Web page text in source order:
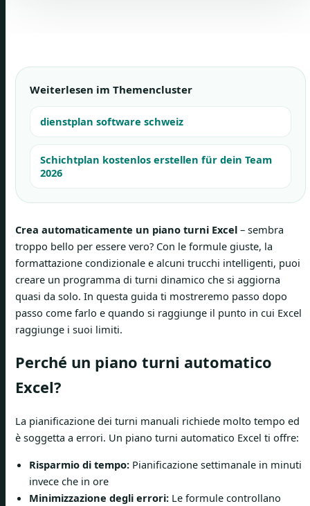
Weiterlesen im Themencluster
dienstplan software schweiz
Schichtplan kostenlos erstellen für dein Team
2026
Crea automaticamente un piano turni Excel – sembra
troppo bello per essere vero? Con le formule giuste, la
formattazione condizionale e alcuni trucchi intelligenti, puoi
creare un programma di turni dinamico che si aggiorna
quasi da solo. In questa guida ti mostreremo passo dopo
passo come farlo e quando si raggiunge il punto in cui Excel
raggiunge i suoi limiti.
Perché un piano turni automatico
Excel?
La pianificazione dei turni manuali richiede molto tempo ed
è soggetta a errori. Un piano turni automatico Excel ti offre:
Risparmio di tempo: Pianificazione settimanale in minuti
invece che in ore
Minimizzazione degli errori: Le formule controllano